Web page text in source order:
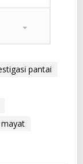
pantai